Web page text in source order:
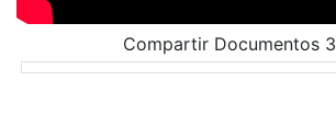
Compartir Documentos 3